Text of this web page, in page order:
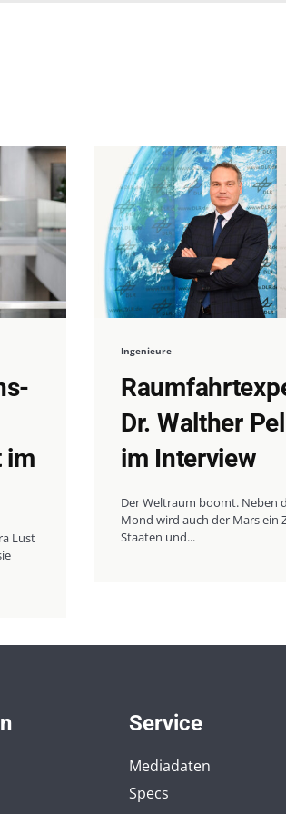
im
Lust
Ingenieure
Dr. Walther
im Interview
Der Weltraum boomt. Neben
Mond wird auch der Mars ein
Staaten und...
Service
Mediadaten
Specs